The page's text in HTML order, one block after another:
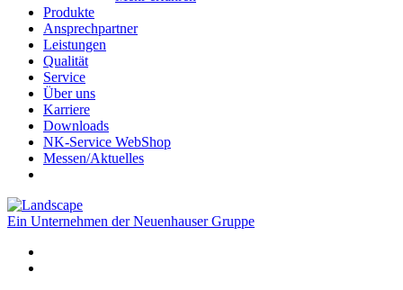
Produkte
Ansprechpartner
Leistungen
Qualität
Service
Über uns
Karriere
Downloads
NK-Service WebShop
Messen/Aktuelles
Ein Unternehmen der Neuenhauser Gruppe